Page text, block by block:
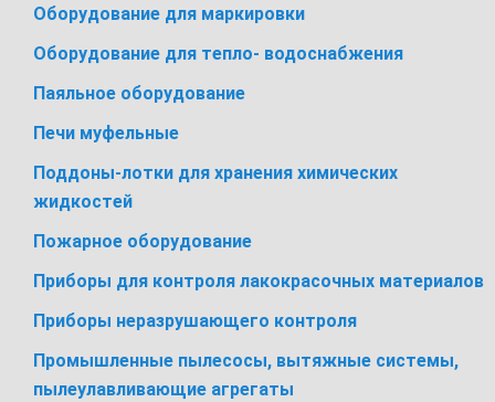
Оборудование для маркировки
Оборудование для тепло- водоснабжения
Паяльное оборудование
Печи муфельные
Поддоны-лотки для хранения химических
жидкостей
Пожарное оборудование
Приборы для контроля лакокрасочных материалов
Приборы неразрушающего контроля
Промышленные пылесосы, вытяжные системы,
пылеулавливающие агрегаты